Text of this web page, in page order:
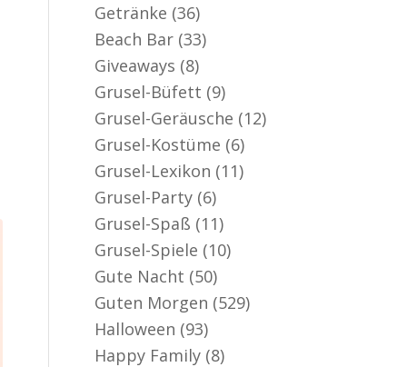
Getränke (36)
Beach Bar (33)
Giveaways (8)
Grusel-Büfett (9)
Grusel-Geräusche (12)
Grusel-Kostüme (6)
Grusel-Lexikon (11)
Grusel-Party (6)
Grusel-Spaß (11)
Grusel-Spiele (10)
Gute Nacht (50)
Guten Morgen (529)
Halloween (93)
Happy Family (8)